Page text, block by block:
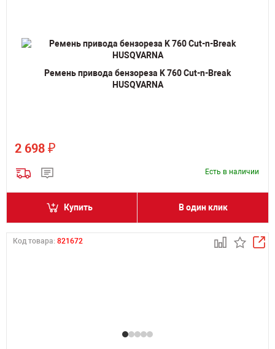
Ремень привода бензореза K 760 Cut-n-Break
HUSQVARNA
2 698 ₽
Есть в наличии
Купить В один клик
Код товара: 821672